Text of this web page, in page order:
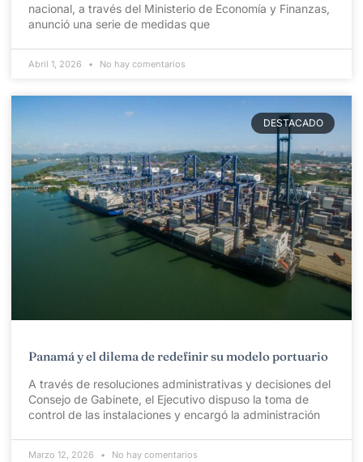
nacional, a través del Ministerio de Economía y Finanzas,
anunció una serie de medidas que
Abril 1, 2026 No hay comentarios
DESTACADO
Panamá y el dilema de redefinir su modelo portuario
A través de resoluciones administrativas y decisiones del
Consejo de Gabinete, el Ejecutivo dispuso la toma de
control de las instalaciones y encargó la administración
Marzo 12, 2026 No hay comentarios